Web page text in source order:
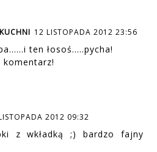
12 LISTOPADA 2012 23:56
ten łosoś.....pycha!
komentarz!
2012 09:32
z wkładką ;) bardzo fajny